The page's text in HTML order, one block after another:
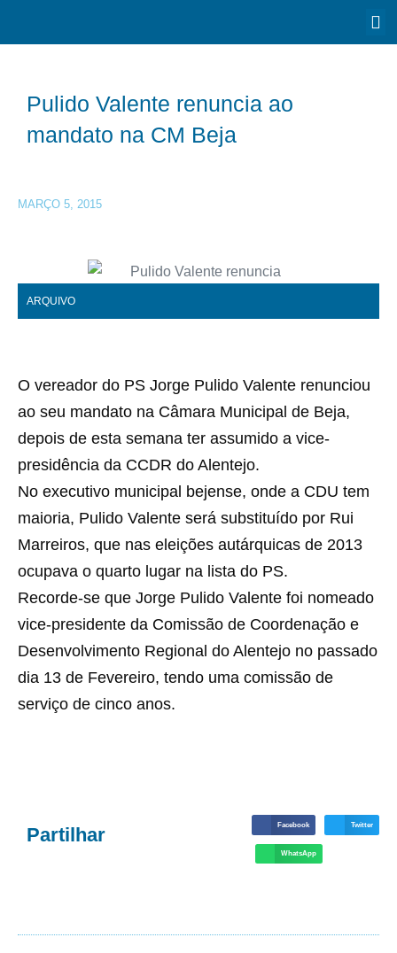
Pulido Valente renuncia ao
mandato na CM Beja
MARÇO 5, 2015
ARQUIVO
O vereador do PS Jorge Pulido Valente renunciou
ao seu mandato na Câmara Municipal de Beja,
depois de esta semana ter assumido a vice-
presidência da CCDR do Alentejo.
No executivo municipal bejense, onde a CDU tem
maioria, Pulido Valente será substituído por Rui
Marreiros, que nas eleições autárquicas de 2013
ocupava o quarto lugar na lista do PS.
Recorde-se que Jorge Pulido Valente foi nomeado
vice-presidente da Comissão de Coordenação e
Desenvolvimento Regional do Alentejo no passado
dia 13 de Fevereiro, tendo uma comissão de
serviço de cinco anos.
Partilhar Facebook Twitter
WhatsApp